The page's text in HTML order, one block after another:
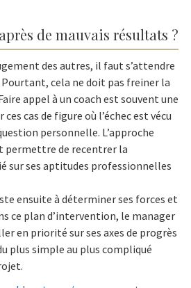
de mauvais résultats ?
des autres, il faut s’attendre
Pourtant, cela ne doit pas freiner la
appel à un coach est souvent une
cas de figure où l’échec est vécu
personnelle. L’approche
permettre de recentrer la
sur ses aptitudes professionnelles
ensuite à déterminer ses forces et
ce plan d’intervention, le manager
en priorité sur ses axes de progrès
plus simple au plus compliqué